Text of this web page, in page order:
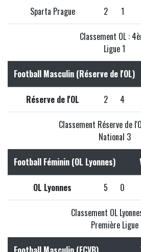
Sparta Prague 2 1
Classement OL :
Ligue 1
Football Masculin (Réserve de l'OL)
Réserve de l'OL 2 4
Classement Réserve de
National 3
Football Féminin (OL Lyonnes)
OL Lyonnes 5 0
Classement OL
Première Ligue